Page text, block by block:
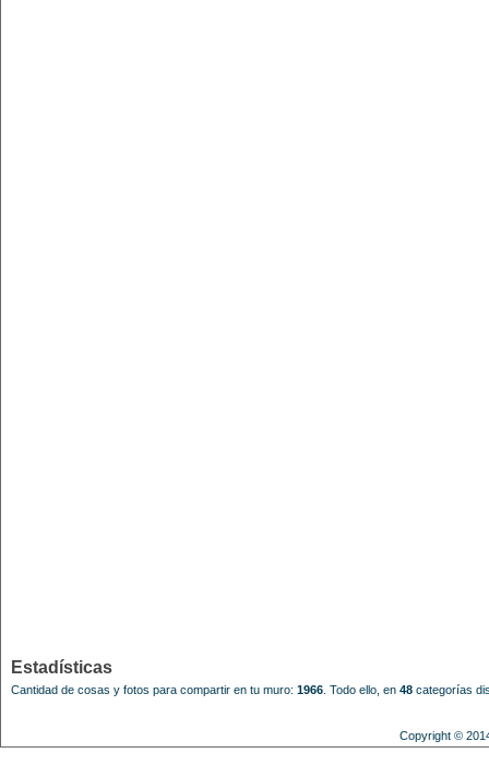
Estadísticas
Cantidad de cosas y fotos para compartir en tu muro: 1966 Todo ello, en 48 categorías
Copyright ©